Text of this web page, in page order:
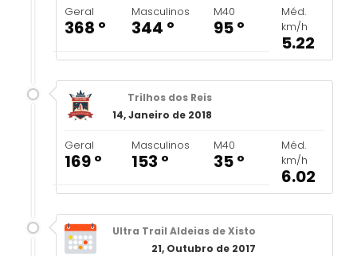
Geral
368 º
Masculinos
344 º
M40
95 º
Méd.
km/h
5.22
Trilhos dos Reis
14, Janeiro de 2018
Geral
169 º
Masculinos
153 º
M40
35 º
Méd.
km/h
6.02
Ultra Trail Aldeias de Xisto
21, Outubro de 2017